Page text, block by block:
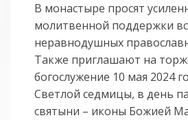
В монастыре просят
молитвенной поддержки
неравнодушных
Также приглашают на
богослужение 10 мая 2024
Светлой седмицы, в день
святыни – иконы Божией